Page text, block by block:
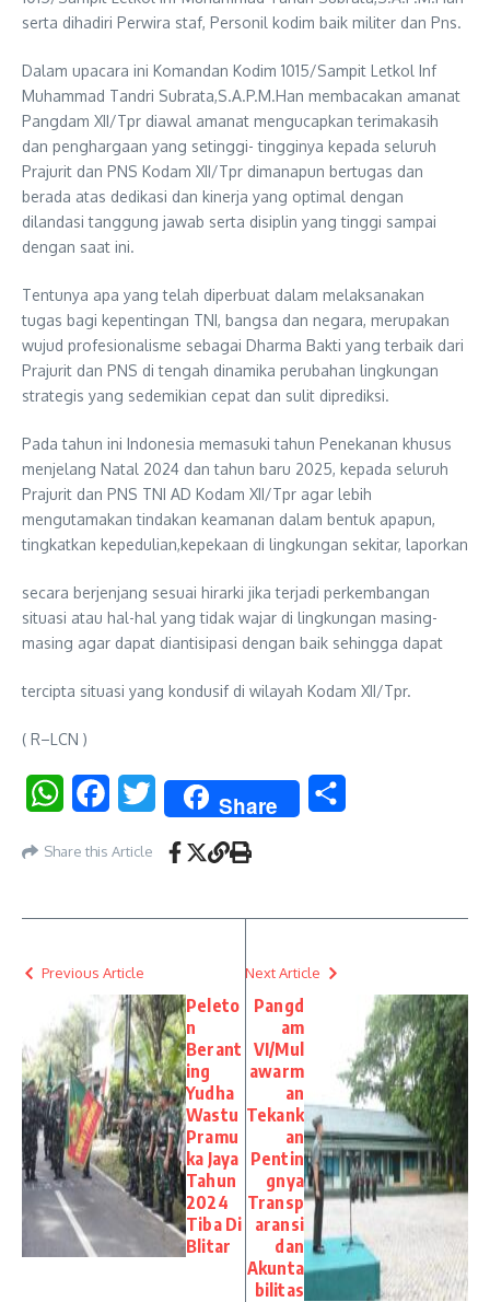
serta dihadiri Perwira staf, Personil kodim baik militer dan Pns.
Dalam upacara ini Komandan Kodim 1015/Sampit Letkol Inf
Muhammad Tandri Subrata,S.A.P.M.Han membacakan amanat
Pangdam XII/Tpr diawal amanat mengucapkan terimakasih
dan penghargaan yang setinggi- tingginya kepada seluruh
Prajurit dan PNS Kodam XII/Tpr dimanapun bertugas dan
berada atas dedikasi dan kinerja yang optimal dengan
dilandasi tanggung jawab serta disiplin yang tinggi sampai
dengan saat ini.
Tentunya apa yang telah diperbuat dalam melaksanakan
tugas bagi kepentingan TNI, bangsa dan negara, merupakan
wujud profesionalisme sebagai Dharma Bakti yang terbaik dari
Prajurit dan PNS di tengah dinamika perubahan lingkungan
strategis yang sedemikian cepat dan sulit diprediksi.
Pada tahun ini Indonesia memasuki tahun Penekanan khusus
menjelang Natal 2024 dan tahun baru 2025, kepada seluruh
Prajurit dan PNS TNI AD Kodam XII/Tpr agar lebih
mengutamakan tindakan keamanan dalam bentuk apapun,
tingkatkan kepedulian,kepekaan di lingkungan sekitar, laporkan
secara berjenjang sesuai hirarki jika terjadi perkembangan
situasi atau hal-hal yang tidak wajar di lingkungan masing-
masing agar dapat diantisipasi dengan baik sehingga dapat
tercipta situasi yang kondusif di wilayah Kodam XII/Tpr.
( R–LCN )
WhatsAppFacebookTwitter Share
Share this Article
Previous Article
Peleto
n
Berant
ing
Yudha
Wastu
Pramu
ka Jaya
Tahun
2024
Tiba Di
Blitar
Next Article
Pangd
am
VI/Mul
awarm
an
Tekank
an
Pentin
gnya
Transp
aransi
dan
Akunta
bilitas